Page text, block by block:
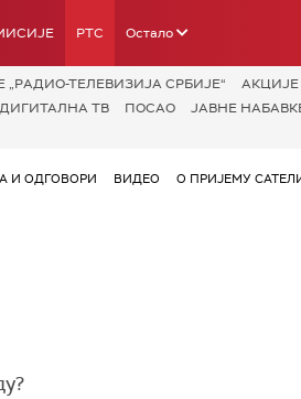
РТС Остало
ТЕЛЕВИЗИЈА СРБИЈЕ“ АКЦИЈЕ
ДИГИТАЛНА ТВ ПОСАО ЈАВНЕ
И ОДГОВОРИ ВИДЕО О ПРИЈЕМУ